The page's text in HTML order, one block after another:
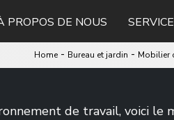
PROPOS DE NOUS SERVICE
Home- Bureau et jardin - Mobilier
de travail, voici le